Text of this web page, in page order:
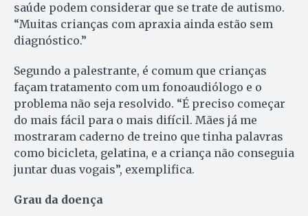
saúde podem considerar que se trate de autismo.
“Muitas crianças com apraxia ainda estão sem
diagnóstico.”
Segundo a palestrante, é comum que crianças
façam tratamento com um fonoaudiólogo e o
problema não seja resolvido. “É preciso começar
do mais fácil para o mais difícil. Mães já me
mostraram caderno de treino que tinha palavras
como bicicleta, gelatina, e a criança não conseguia
juntar duas vogais”, exemplifica.
Grau da doença